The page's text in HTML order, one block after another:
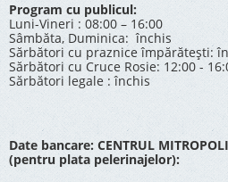
Program cu publicul:
Luni-Vineri : 08:00 – 16:00
Sâmbăta, Duminica: închis
Sărbători cu praznice împărătești:
Sărbători cu Cruce Rosie: 12:00 -
Sărbători legale : închis
Date bancare: CENTRUL
(pentru plata pelerinajelor):